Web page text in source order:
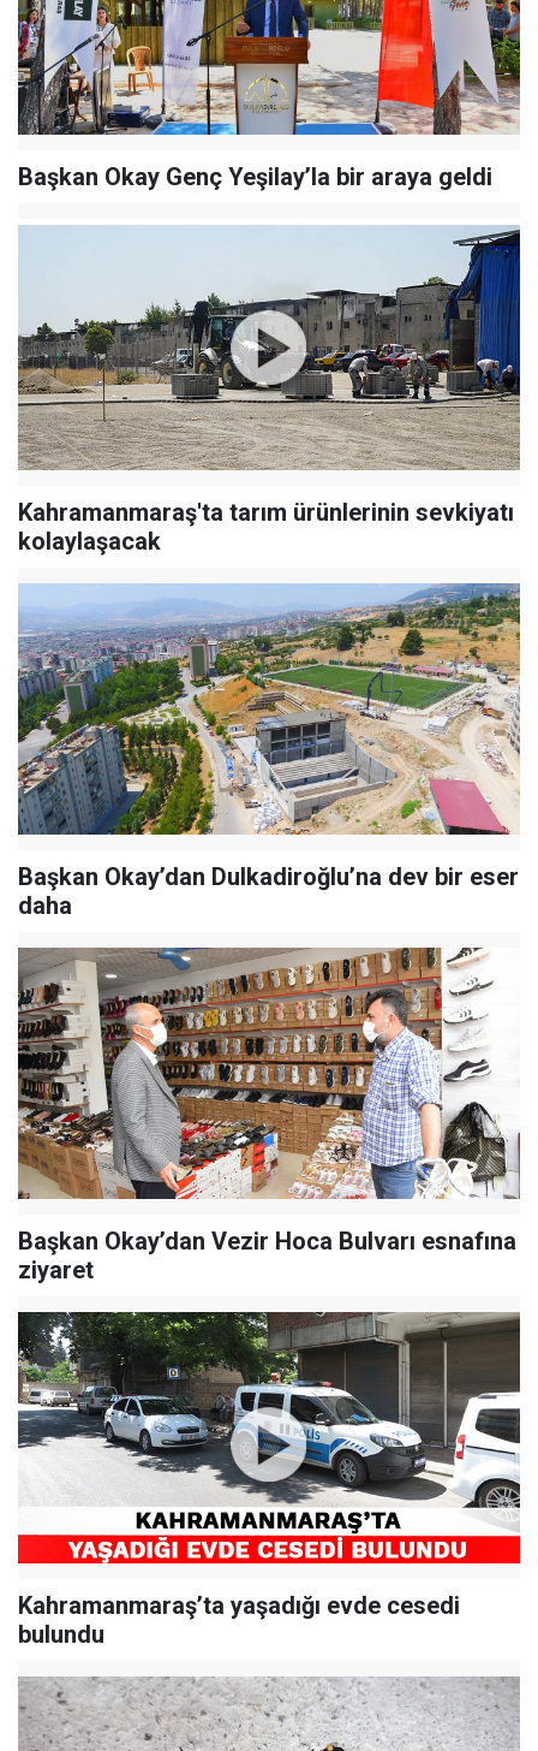
Başkan Okay Genç Yeşilay’la bir araya geldi
Kahramanmaraş'ta tarım ürünlerinin sevkiyatı
kolaylaşacak
Başkan Okay’dan Dulkadiroğlu’na dev bir eser
daha
Başkan Okay’dan Vezir Hoca Bulvarı esnafına
ziyaret
Kahramanmaraş’ta yaşadığı evde cesedi
bulundu